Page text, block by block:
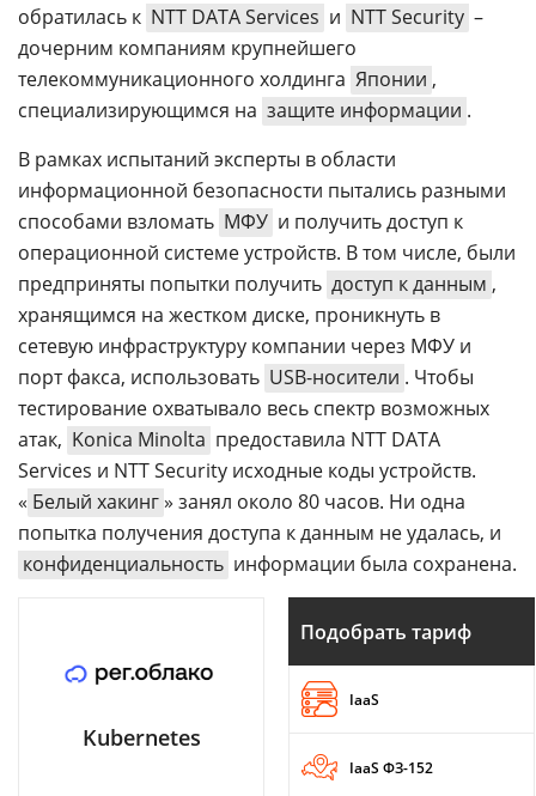
обратилась к NTT DATA Services и NTT Security –
дочерним компаниям крупнейшего
телекоммуникационного холдинга Японии ,
специализирующимся на защите информации .
В рамках испытаний эксперты в области
информационной безопасности пытались разными
способами взломать МФУ и получить доступ к
операционной системе устройств. В том числе, были
предприняты попытки получить доступ к данным ,
хранящимся на жестком диске, проникнуть в
сетевую инфраструктуру компании через МФУ и
порт факса, использовать USB-носители . Чтобы
тестирование охватывало весь спектр возможных
атак, Konica Minolta предоставила NTT DATA
Services и NTT Security исходные коды устройств.
« Белый хакинг» занял около 80 часов. Ни одна
попытка получения доступа к данным не удалась, и
конфиденциальность информации была сохранена.
Kubernetes
Подобрать тариф
IaaS
IaaS ФЗ-152